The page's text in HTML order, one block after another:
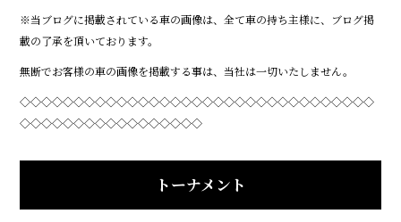
※当ブログに掲載されている車の画像は、全て車の持ち主様に、ブログ掲
載の了承を頂いております。
無断でお客様の車の画像を掲載する事は、当社は一切いたしません。
◇◇◇◇◇◇◇◇◇◇◇◇◇◇◇◇◇◇◇◇◇◇◇◇◇◇◇◇◇◇◇◇◇
◇◇◇◇◇◇◇◇◇◇◇◇◇◇◇◇◇
トーナメント